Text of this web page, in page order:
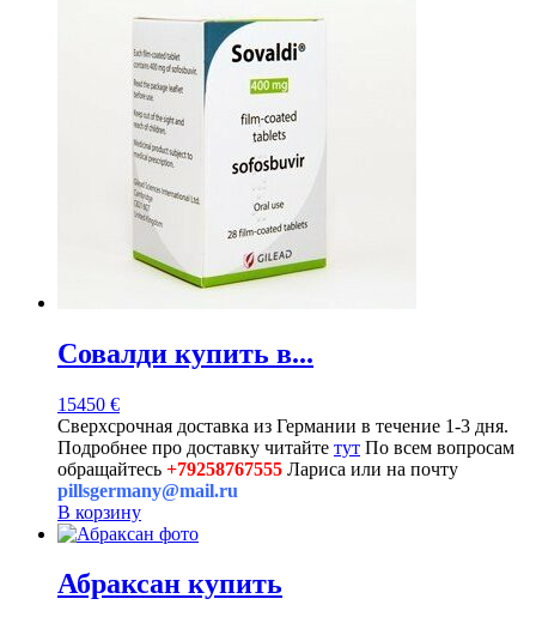
Совалди купить в...
15450 €
Сверхсрочная доставка из Германии в течение 1-3 дня.
Подробнее про доставку читайте тут По всем вопросам
обращайтесь +79258767555 Лариса или на почту
pillsgermany@mail.ru
В корзину
Абраксан купить